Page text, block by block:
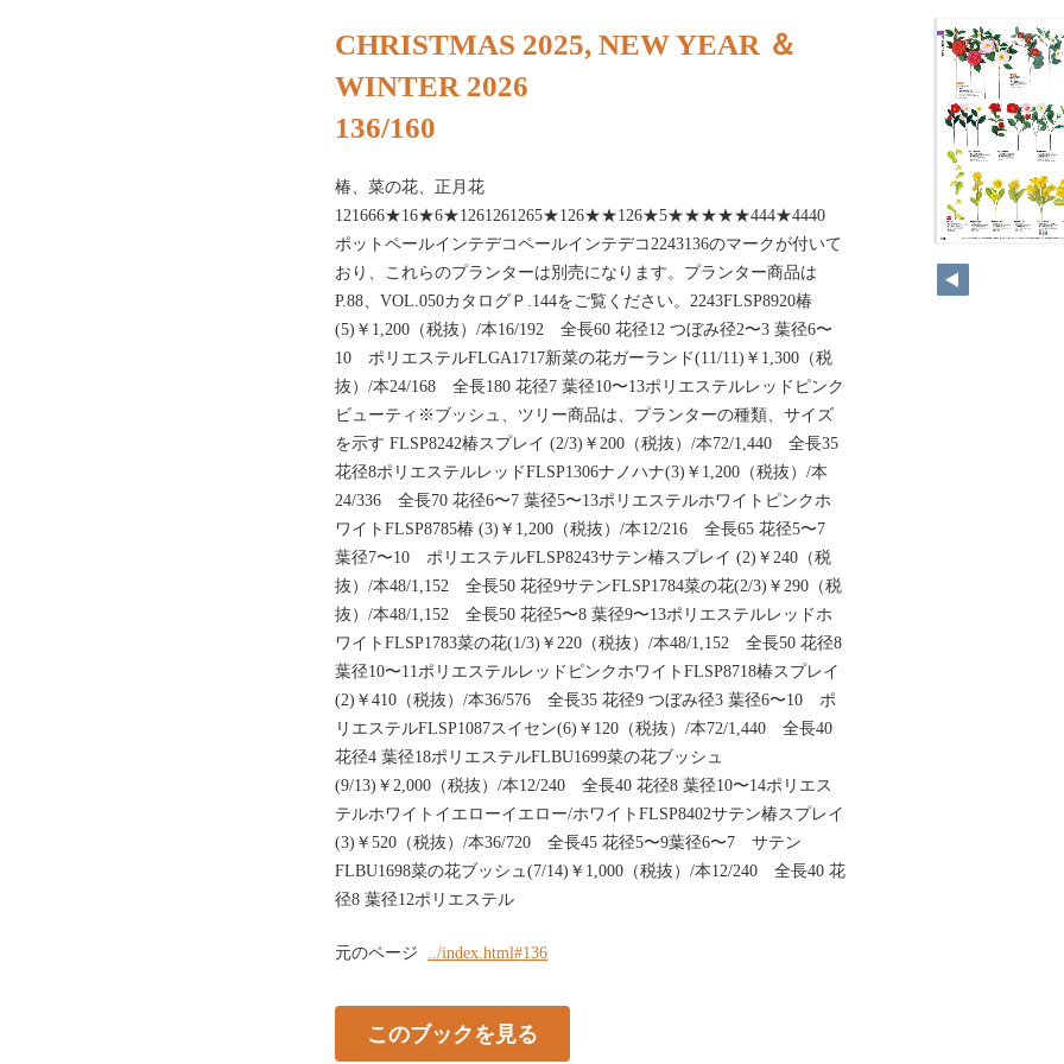
136
CHRISTMAS 2025, NEW YEAR ＆
WINTER 2026
136/160
椿、菜の花、正月花
121666★16★6★1261261265★126★★126★5★★★★★444★4440
ポットペールインテデコペールインテデコ2243136のマークが付いて
おり、これらのプランターは別売になります。プランター商品は
P.88、VOL.050カタログＰ.144をご覧ください。2243FLSP8920椿
(5)￥1,200（税抜）/本16/192 全長60 花径12 つぼみ径2〜3 葉径6〜
10 ポリエステルFLGA1717新菜の花ガーランド(11/11)￥1,300（税
抜）/本24/168 全長180 花径7 葉径10〜13ポリエステルレッドピンク
ビューティ※ブッシュ、ツリー商品は、プランターの種類、サイズ
を示す FLSP8242椿スプレイ (2/3)￥200（税抜）/本72/1,440 全長35
花径8ポリエステルレッドFLSP1306ナノハナ(3)￥1,200（税抜）/本
24/336 全長70 花径6〜7 葉径5〜13ポリエステルホワイトピンクホ
ワイトFLSP8785椿 (3)￥1,200（税抜）/本12/216 全長65 花径5〜7
葉径7〜10 ポリエステルFLSP8243サテン椿スプレイ (2)￥240（税
抜）/本48/1,152 全長50 花径9サテンFLSP1784菜の花(2/3)￥290（税
抜）/本48/1,152 全長50 花径5〜8 葉径9〜13ポリエステルレッドホ
ワイトFLSP1783菜の花(1/3)￥220（税抜）/本48/1,152 全長50 花径8
葉径10〜11ポリエステルレッドピンクホワイトFLSP8718椿スプレイ
(2)￥410（税抜）/本36/576 全長35 花径9 つぼみ径3 葉径6〜10 ポ
リエステルFLSP1087スイセン(6)￥120（税抜）/本72/1,440 全長40
花径4 葉径18ポリエステルFLBU1699菜の花ブッシュ
(9/13)￥2,000（税抜）/本12/240 全長40 花径8 葉径10〜14ポリエス
テルホワイトイエローイエロー/ホワイトFLSP8402サテン椿スプレイ
(3)￥520（税抜）/本36/720 全長45 花径5〜9葉径6〜7 サテン
FLBU1698菜の花ブッシュ(7/14)￥1,000（税抜）/本12/240 全長40 花
径8 葉径12ポリエステル
元のページ ../index.html#136
このブックを見る